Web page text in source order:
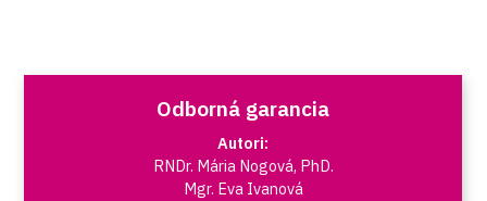
Odborná garancia
Autori:
RNDr. Mária Nogová, PhD.
Mgr. Eva Ivanová